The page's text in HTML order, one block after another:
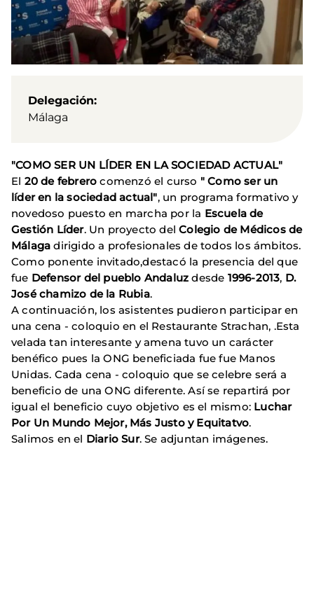
Delegación
Málaga
"COMO SER UN LÍDER EN LA SOCIEDAD ACTUAL"
El 20 de febrero comenzó el curso " Como ser un
líder en la sociedad actual", un programa formativo y
novedoso puesto en marcha por la Escuela de
Gestión Líder. Un proyecto delColegio de Médicos de
Málaga dirigido a profesionales de todos los ámbitos.
Como ponente invitado,destacó la presencia del que
fue Defensor del pueblo Andaluz desde 1996-2013, D.
José chamizo de la Rubia.
A continuación, los asistentes pudieron participar en
una cena - coloquio en el Restaurante Strachan, .Esta
velada tan interesante y amena tuvo un carácter
benéfico pues la ONG beneficiada fue fue Manos
Unidas. Cada cena - coloquio que se celebre será a
beneficio de una ONG diferente. Así se repartirá por
igual el beneficio cuyo objetivo es el mismo: Luchar
Por Un Mundo Mejor, Más Justo y Equitatvo.
Salimos en el Diario Sur. Se adjuntan imágenes.